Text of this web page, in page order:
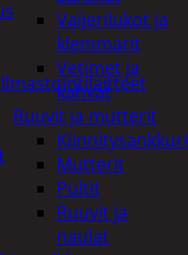
Vaijerilukot ja
klemmarit
Vetimet ja
kahvat
Ruuvit ja mutterit
Mutterit
Pultit
Ruuvit ja
naulat